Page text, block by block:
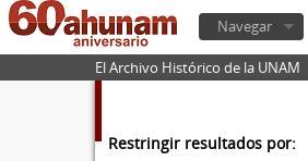
Navegar
El Archivo Histórico de la UNAM
Restringir resultados por: